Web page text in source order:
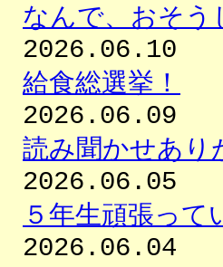
なんで、おそう
2026.06.10
給食総選挙！
2026.06.09
読み聞かせあり
2026.06.05
５年生頑張って
2026.06.04